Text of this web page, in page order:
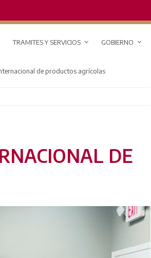
TRAMITES Y SERVICIOS GOBIERNO
de productos agrícolas
DE